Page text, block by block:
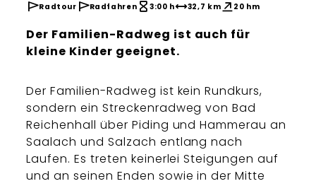
Radtour Radfahren 3:00 h 32,7 km 20 hm
Der Familien-Radweg ist auch für
kleine Kinder geeignet.
Der Familien-Radweg ist kein Rundkurs,
sondern ein Streckenradweg von Bad
Reichenhall über Piding und Hammerau an
Saalach und Salzach entlang nach
Laufen. Es treten keinerlei Steigungen auf
und an seinen Enden sowie in der Mitte